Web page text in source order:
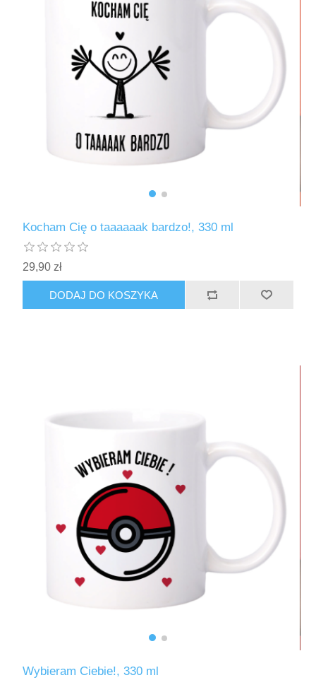
Kocham Cię o taaaaaak bardzo!, 330 ml
29,90 zł
DODAJ DO KOSZYKA
Wybieram Ciebie!, 330 ml